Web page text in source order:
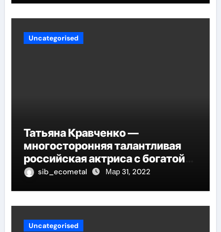
Uncategorised
Татьяна Кравченко —
многосторонняя талантливая
российская актриса с богатой
биографией и успешной
sib_ecometal Мар 31, 2022
Uncategorised